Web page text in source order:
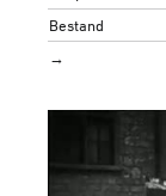
Bestand
→